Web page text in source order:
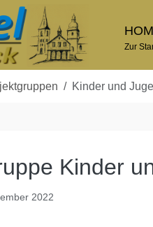
Zur
Kinder und
Kinder
2022